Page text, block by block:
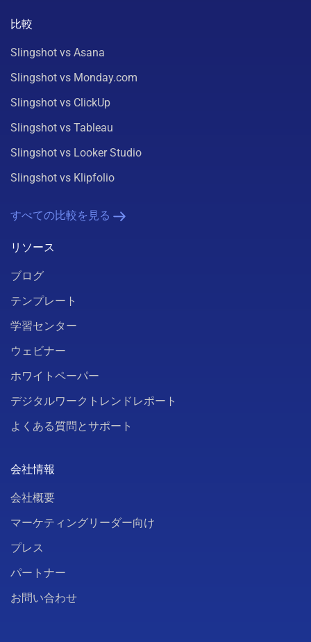
比較
Slingshot vs Asana
Slingshot vs Monday.com
Slingshot vs ClickUp
Slingshot vs Tableau
Slingshot vs Looker Studio
Slingshot vs Klipfolio
すべての比較を見る
リソース
ブログ
テンプレート
学習センター
ウェビナー
ホワイトペーパー
デジタルワークトレンドレポート
よくある質問とサポート
会社情報
会社概要
マーケティングリーダー向け
プレス
パートナー
お問い合わせ